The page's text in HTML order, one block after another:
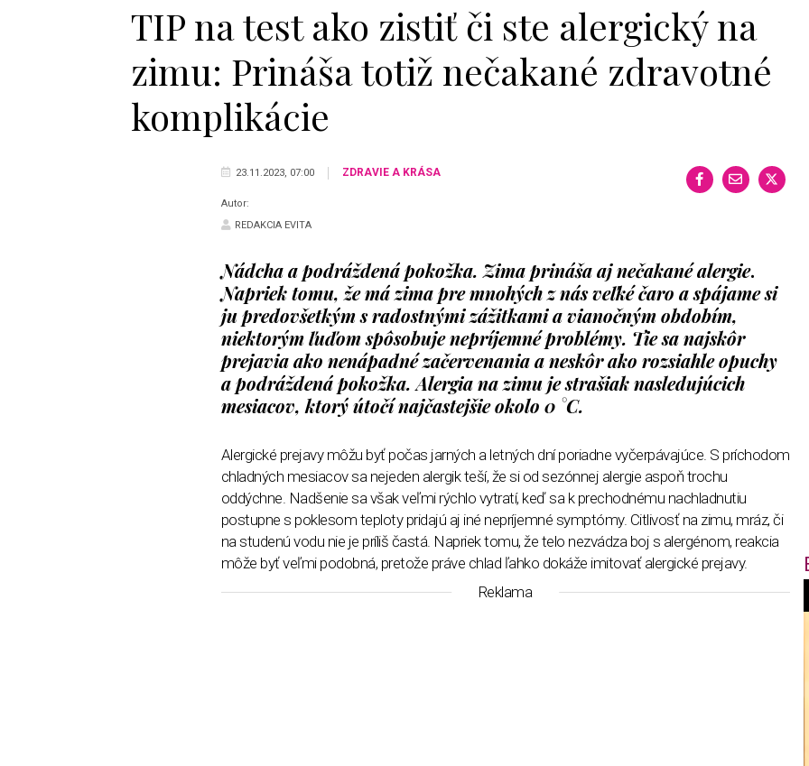
TIP na test ako zistiť či ste alergický na
zimu: Prináša totiž nečakané zdravotné
komplikácie
23.11.2023, 07:00 ZDRAVIE A KRÁSA
Autor:
REDAKCIA EVITA
Nádcha a podráždená pokožka. Zima prináša aj nečakané alergie.
Napriek tomu, že má zima pre mnohých z nás veľké čaro a spájame si
ju predovšetkým s radostnými zážitkami a vianočným obdobím,
niektorým ľuďom spôsobuje nepríjemné problémy. Tie sa najskôr
prejavia ako nenápadné začervenania a neskôr ako rozsiahle opuchy
a podráždená pokožka. Alergia na zimu je strašiak nasledujúcich
mesiacov, ktorý útočí najčastejšie okolo 0 °C.
Alergické prejavy môžu byť počas jarných a letných dní poriadne vyčerpávajúce. S príchodom
chladných mesiacov sa nejeden alergik teší, že si od sezónnej alergie aspoň trochu
oddýchne. Nadšenie sa však veľmi rýchlo vytratí, keď sa k prechodnému nachladnutiu
postupne s poklesom teploty pridajú aj iné nepríjemné symptómy. Citlivosť na zimu, mráz, či
na studenú vodu nie je príliš častá. Napriek tomu, že telo nezvádza boj s alergénom, reakcia
môže byť veľmi podobná, pretože práve chlad ľahko dokáže imitovať alergické prejavy.
Reklama
f
u